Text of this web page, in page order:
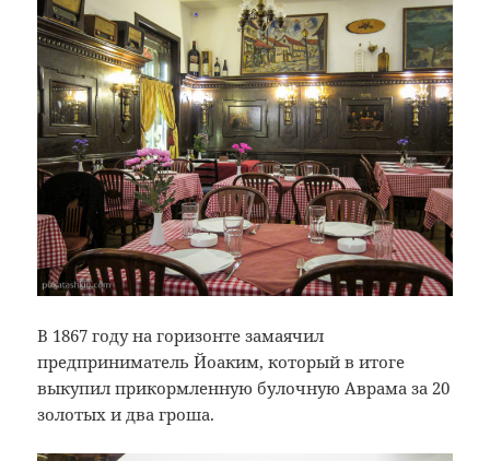
В 1867 году на горизонте замаячил
предприниматель Йоаким, который в итоге
выкупил прикормленную булочную Аврама за 20
золотых и два гроша.